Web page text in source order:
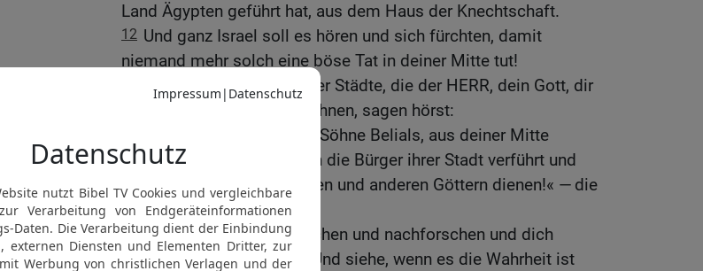
Land Ägypten geführt hat, aus dem Haus der Knechtschaft.
12 Und ganz Israel soll es hören und sich fürchten, damit
niemand mehr solch eine böse Tat in deiner Mitte tut!
Wenn du von einer deiner Städte, die der HERR, dein Gott, dir
geben will, um darin zu wohnen, sagen hörst:
Es sind etliche Männer, Söhne Belials, aus deiner Mitte
hervorgegangen und haben die Bürger ihrer Stadt verführt und
gesagt: »Lasst uns hingehen und anderen Göttern dienen!« — die
ihr nicht gekannt habt —,
15 so sollst du es untersuchen und nachforschen und dich
genauestens erkundigen. Und siehe, wenn es die Wahrheit ist